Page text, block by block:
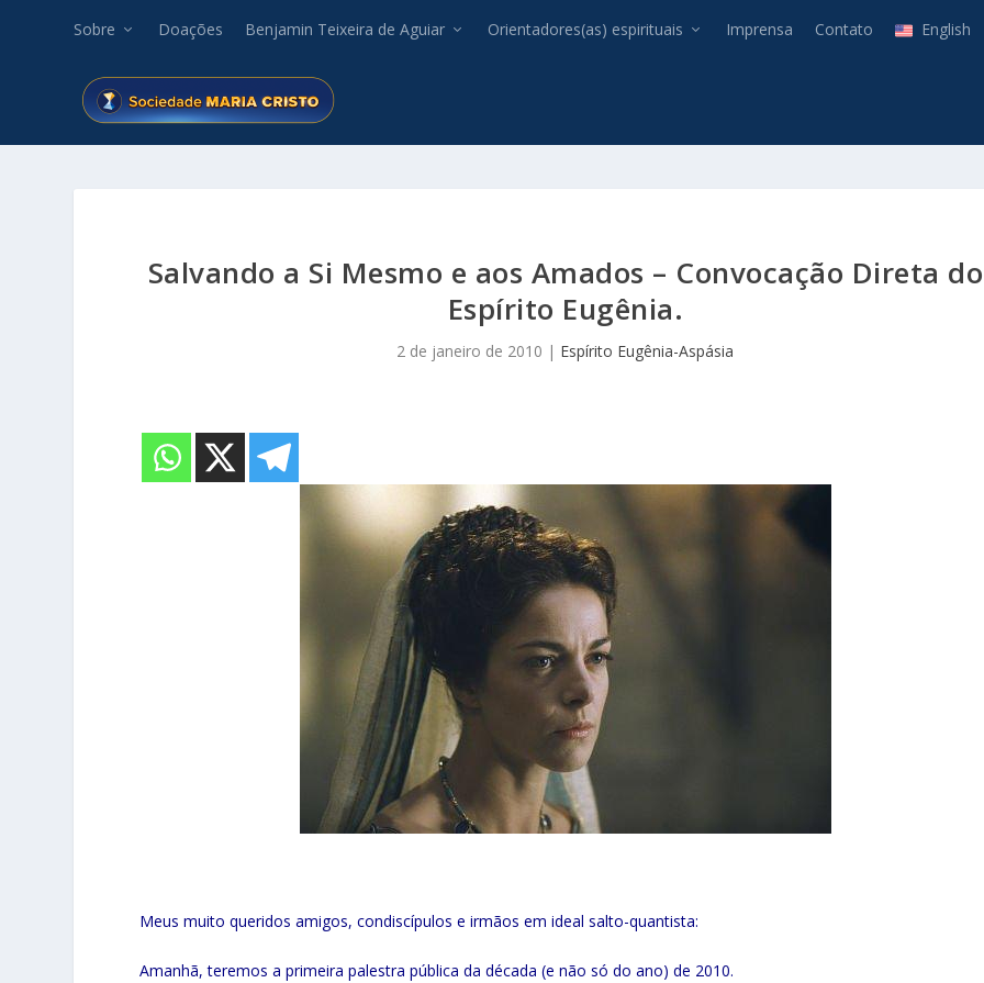
Sobre Doações Benjamin Teixeira de Aguiar Orientadores(as) espirituais Imprensa Contato English
Salvando a Si Mesmo e aos Amados – Convocação Direta do
Espírito Eugênia.
2 de janeiro de 2010 | Espírito Eugênia-Aspásia
Meus muito queridos amigos, condiscípulos e irmãos em ideal salto-quantista:
Amanhã, teremos a primeira palestra pública da década (e não só do ano) de 2010.